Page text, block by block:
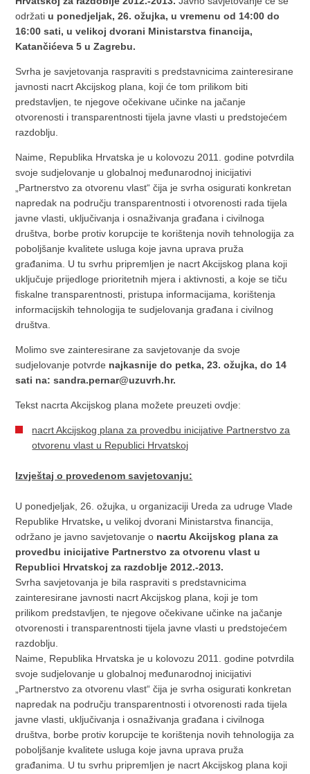
održatiu ponedjeljak, 26. ožujka, u vremenu od 14:00 do
16:00 sati, u velikoj dvorani Ministarstva financija,
Katančićeva 5 u Zagrebu.
Svrha je savjetovanja raspraviti s predstavnicima zainteresirane
javnosti nacrt Akcijskog plana, koji će tom prilikom biti
predstavljen, te njegove očekivane učinke na jačanje
otvorenosti i transparentnosti tijela javne vlasti u predstojećem
razdoblju.
Naime, Republika Hrvatska je u kolovozu 2011. godine potvrdila
svoje sudjelovanje u globalnoj međunarodnoj inicijativi
„Partnerstvo za otvorenu vlast“ čija je svrha osigurati konkretan
napredak na području transparentnosti i otvorenosti rada tijela
javne vlasti, uključivanja i osnaživanja građana i civilnoga
društva, borbe protiv korupcije te korištenja novih tehnologija za
poboljšanje kvalitete usluga koje javna uprava pruža
građanima. U tu svrhu pripremljen je nacrt Akcijskog plana koji
uključuje prijedloge prioritetnih mjera i aktivnosti, a koje se tiču
fiskalne transparentnosti, pristupa informacijama, korištenja
informacijskih tehnologija te sudjelovanja građana i civilnog
društva.
Molimo sve zainteresirane za savjetovanje da svoje
sudjelovanje potvrde najkasnije do petka, 23. ožujka, do 14
sati na: sandra.pernar@uzuvrh.hr.
Tekst nacrta Akcijskog plana možete preuzeti ovdje:
nacrt Akcijskog plana za provedbu inicijative Partnerstvo za
otvorenu vlast u Republici Hrvatskoj
Izvještaj o provedenom savjetovanju:
U ponedjeljak, 26. ožujka, u organizaciji Ureda za udruge Vlade
Republike Hrvatske, u velikoj dvorani Ministarstva financija,
održano je javno savjetovanje o nacrtu Akcijskog plana za
provedbu inicijative Partnerstvo za otvorenu vlast u
Republici Hrvatskoj za razdoblje 2012.-2013.
Svrha savjetovanja je bila raspraviti s predstavnicima
zainteresirane javnosti nacrt Akcijskog plana, koji je tom
prilikom predstavljen, te njegove očekivane učinke na jačanje
otvorenosti i transparentnosti tijela javne vlasti u predstojećem
razdoblju.
Naime, Republika Hrvatska je u kolovozu 2011. godine potvrdila
svoje sudjelovanje u globalnoj međunarodnoj inicijativi
„Partnerstvo za otvorenu vlast“ čija je svrha osigurati konkretan
napredak na području transparentnosti i otvorenosti rada tijela
javne vlasti, uključivanja i osnaživanja građana i civilnoga
društva, borbe protiv korupcije te korištenja novih tehnologija za
poboljšanje kvalitete usluga koje javna uprava pruža
građanima. U tu svrhu pripremljen je nacrt Akcijskog plana koji